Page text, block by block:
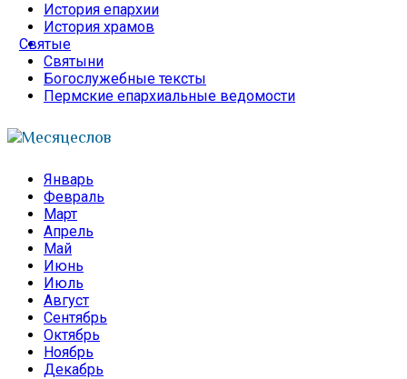
История епархии
История храмов
Святые
Святыни
Богослужебные тексты
Пермские епархиальные ведомости
Месяцеслов
Январь
Февраль
Март
Апрель
Май
Июнь
Июль
Август
Сентябрь
Октябрь
Ноябрь
Декабрь